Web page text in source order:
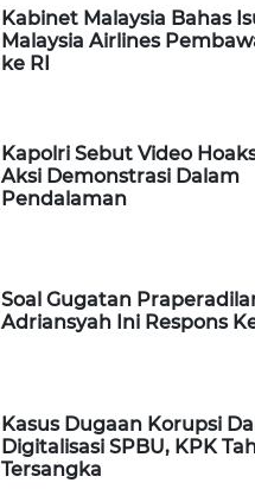
Kabinet Malaysia Bahas
Malaysia Airlines
ke RI
Kapolri Sebut Video
Aksi Demonstrasi Dalam
Pendalaman
Soal Gugatan
Adriansyah Ini Respons
Kasus Dugaan Korupsi
Digitalisasi SPBU, KPK
Tersangka